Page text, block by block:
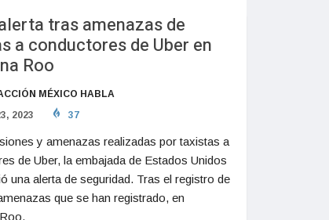
tras amenazas de
a conductores de Uber en
Roo
MÉXICO HABLA
2023
37
y amenazas realizadas por taxistas a
de Uber, la embajada de Estados Unidos
una alerta de seguridad. Tras el registro de
que se han registrado, en